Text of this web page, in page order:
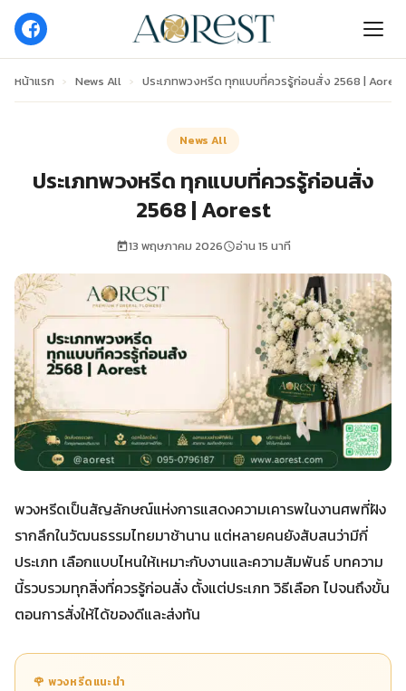
หน้าแรก › News All › ประเภทพวงหรีด ทุกแบบที่ควรรู้ก่อนสั่ง 2568 | Aorest
News All
ประเภทพวงหรีด ทุกแบบที่ควรรู้ก่อนสั่ง
2568 | Aorest
13 พฤษภาคม 2026 อ่าน 15 นาที
พวงหรีดเป็นสัญลักษณ์แห่งการแสดงความเคารพในงานศพที่ฝัง
รากลึกในวัฒนธรรมไทยมาช้านาน แต่หลายคนยังสับสนว่ามีกี่
ประเภท เลือกแบบไหนให้เหมาะกับงานและความสัมพันธ์ บทความ
นี้รวบรวมทุกสิ่งที่ควรรู้ก่อนสั่ง ตั้งแต่ประเภท วิธีเลือก ไปจนถึงขั้น
ตอนการสั่งให้ได้ของดีและส่งทัน
🌹 พวงหรีดแนะนำ